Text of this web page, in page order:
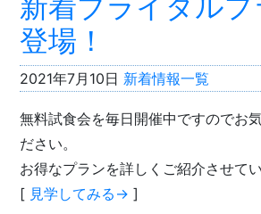
登場！
2021年7月10日 新着情報一覧
無料試食会を毎日開催中ですのでお
ださい。
お得なプランを詳しくご紹介させて
[ 見学してみる→ ]